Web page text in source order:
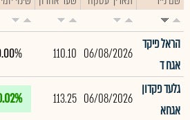
הראל פיקד
אגח ד
06/08/2026
110.10
גלעד פקדון
אגחא
06/08/2026
113.25